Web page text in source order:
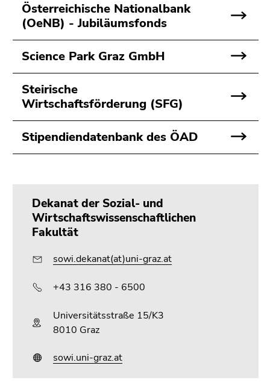
Österreichische Nationalbank
(OeNB) - Jubiläumsfonds
Science Park Graz GmbH
Steirische
Wirtschaftsförderung (SFG)
Stipendiendatenbank des ÖAD
Dekanat der Sozial- und
Wirtschaftswissenschaftlichen
Fakultät
sowi.dekanat(at)uni-graz.at
+43 316 380 - 6500
Universitätsstraße 15/K3
8010 Graz
sowi.uni-graz.at